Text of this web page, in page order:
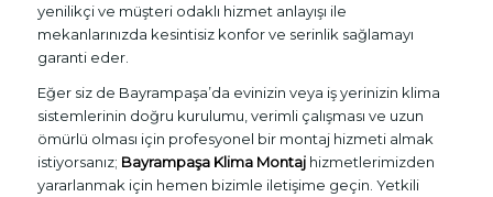
yenilikçi ve müşteri odaklı hizmet anlayışı ile
mekanlarınızda kesintisiz konfor ve serinlik sağlamayı
garanti eder.
Eğer siz de Bayrampaşa’da evinizin veya iş yerinizin klima
sistemlerinin doğru kurulumu, verimli çalışması ve uzun
ömürlü olması için profesyonel bir montaj hizmeti almak
istiyorsanız; Bayrampaşa Klima Montajhizmetlerimizden
yararlanmak için hemen bizimle iletişime geçin. Yetkili